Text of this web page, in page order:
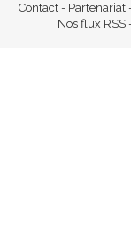
Contact- Partenariat
Nos flux RSS